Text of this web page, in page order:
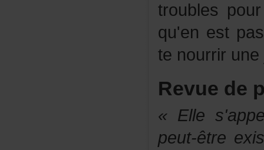
peut-